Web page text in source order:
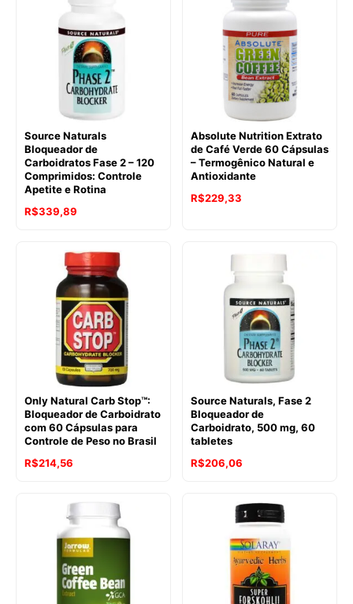
Source Naturals
Bloqueador de
Carboidratos Fase 2 – 120
Comprimidos: Controle
Apetite e Rotina
R$339,89
Absolute Nutrition Extrato
de Café Verde 60 Cápsulas
– Termogênico Natural e
Antioxidante
R$229,33
Only Natural Carb Stop™:
Bloqueador de Carboidrato
com 60 Cápsulas para
Controle de Peso no Brasil
R$214,56
Source Naturals, Fase 2
Bloqueador de
Carboidrato, 500 mg, 60
tabletes
R$206,06